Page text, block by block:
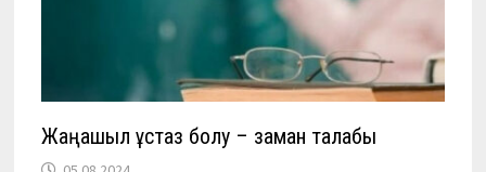
Жаңашыл ұстаз болу – заман талабы